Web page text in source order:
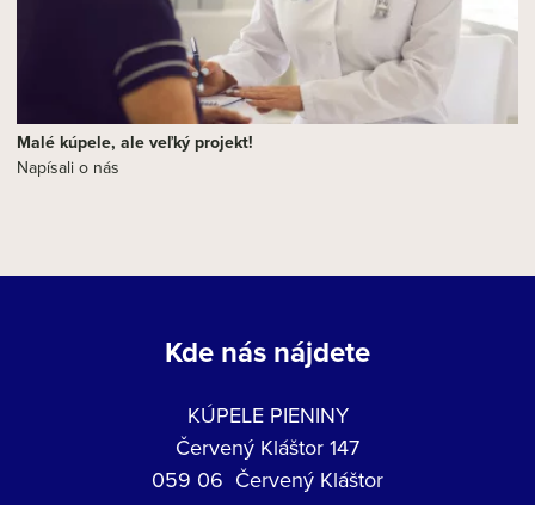
Malé kúpele, ale veľký projekt!
Napísali o nás
Kde nás nájdete
KÚPELE PIENINY
Červený Kláštor 147
059 06 Červený Kláštor